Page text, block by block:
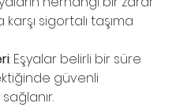
sigortalı taşıma
: Eşyalar belirli bir süre
güvenli